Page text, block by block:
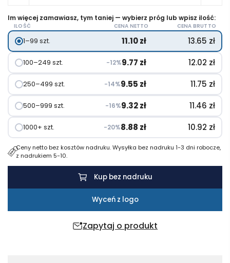
sportowa
750
ml
z
karabińczykiem
Laveriano
Zapytaj o produkt
Im więcej zamawiasz, tym taniej — wybierz próg lub wpisz ilość:
ILOŚĆ CENA NETTO CENA BRUTTO
1–99 szt. 11.10zł 13.65 zł
100–249 szt. −12%9.77 zł 12.02 zł
250–499 szt. −14%9.55 zł 11.75 zł
500–999 szt. −16%9.32zł 11.46 zł
1000+ szt. −20%8.88 zł 10.92 zł
Ceny netto bez kosztów nadruku. Wysyłka bez nadruku 1-3 dni robocze,
z nadrukiem 5-10.
Kup bez nadruku
Wyceń z logo